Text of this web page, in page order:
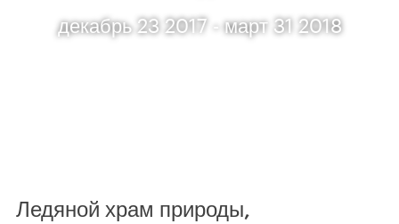
декабрь 23 2017 - март 31 2018
Ледяной храм природы,